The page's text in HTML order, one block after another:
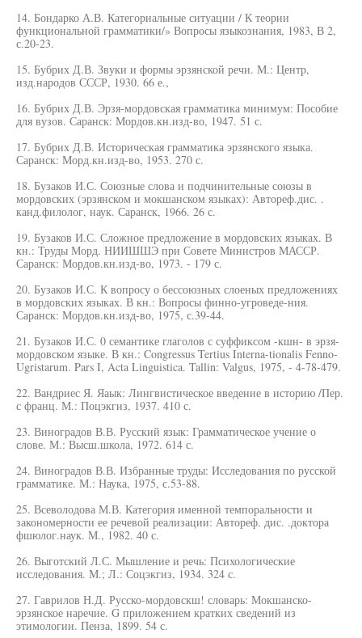
14. Бондарко А.В. Категориальные ситуации / К теории
функциональной грамматики/» Вопросы языкознания, 1983, В 2,
с.20-23.
15. Бубрих Д.В. Звуки и формы эрзянской речи. М.: Центр,
изд.народов СССР, 1930. 66 е.,
16. Бубрих Д.В. Эрзя-мордовская грамматика минимум: Пособие
для вузов. Саранск: Мордов.кн.изд-во, 1947. 51 с.
17. Бубрих Д.В. Историческая грамматика эрзянского языка.
Саранск: Морд.кн.изд-во, 1953. 270 с.
18. Бузаков И.С. Союзные слова и подчинительные союзы в
мордовских (эрзянском и мокшанском языках): Автореф.дис. .
канд.филолог, наук. Саранск, 1966. 26 с.
19. Бузаков И.С. Сложное предложение в мордовских языках. В
кн.: Труды Морд. НИИШШЭ при Совете Министров МАССР.
Саранск: Мордов.кн.изд-во, 1973. - 179 с.
20. Бузаков И.С. К вопросу о бессоюзных слоеных предложениях
в мордовских языках. В кн.: Вопросы финно-угроведе-ния.
Саранск: Мордов.кн.изд-во, 1975, с.39-44.
21. Бузаков И.С. 0 семантике глаголов с суффиксом -кшн- в эрзя-
мордовском языке. В кн.: Congressus Tertius Interna-tionalis Fenno-
Ugristarum. Pars I, Acta Linguistica. Tallin: Valgus, 1975, - 4-78-479.
22. Вандриес Я. Яаык: Лингвистическое введение в историю /Пер.
с франц. М.: Поцэкгиз, 1937. 410 с.
23. Виноградов В.В. Русский язык: Грамматическое учение о
слове. М.: Высш.школа, 1972. 614 с.
24. Виноградов В.В. Избранные труды: Исследования по русской
грамматике. М.: Наука, 1975, с.53-88.
25. Всеволодова М.В. Категория именной темпоральности и
закономерности ее речевой реализации: Автореф. дис. .доктора
фшюлог.наук. М., 1982. 40 с.
26. Выготский Л.С. Мышление и речь: Психологические
исследования. М.; Л.: Соцэкгиз, 1934. 324 с.
27. Гаврилов Н.Д. Русско-мордовскш! словарь: Мокшанско-
эрзянское наречие. G приложением кратких сведений из
этимологии. Пенза, 1899. 54 с.